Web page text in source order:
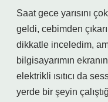
Saat gece yarısını
geldi, cebimden
dikkatle inceledim,
bilgisayarımın
elektrikli ısıtıcı da
yerde bir şeyin